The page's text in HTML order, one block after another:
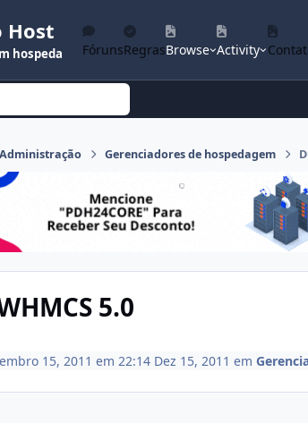
Host
hospeda FórunsRegrasBrowse Activity
Administração Gerenciadores de hospedagem
5.0
15, 2011 em 22:14 Dez 15, 2011 em